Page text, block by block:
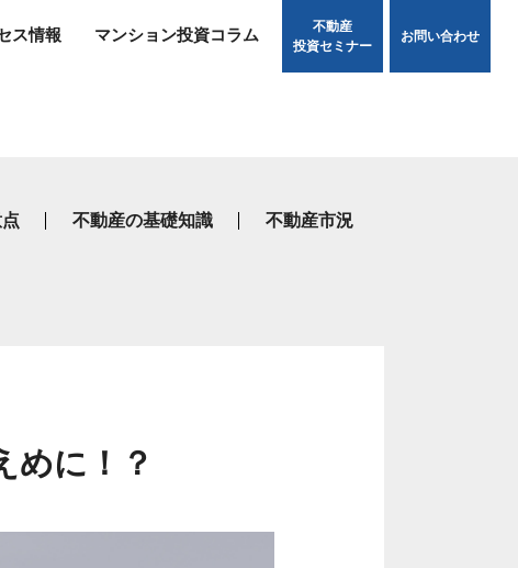
ス情報 マンション投資コラム
不動産
投資セミナー
お問い合わせ
不動産の基礎知識 不動産市況
めに！？